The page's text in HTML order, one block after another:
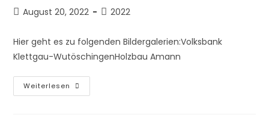
Beitrag
August 20, 2022
Beitrags-
2022
Hier geht es zu folgenden Bildergalerien:Volksbank
Klettgau-WutöschingenHolzbau Amann
Weiterlesen Bilder-
Auftritte